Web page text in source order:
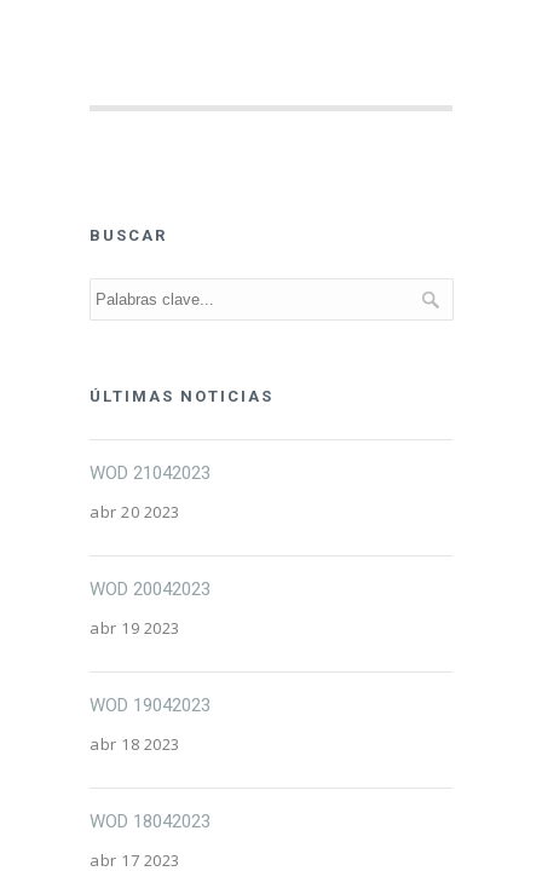
BUSCAR
ÚLTIMAS NOTICIAS
WOD 21042023
abr 20 2023
WOD 20042023
abr 19 2023
WOD 19042023
abr 18 2023
WOD 18042023
abr 17 2023